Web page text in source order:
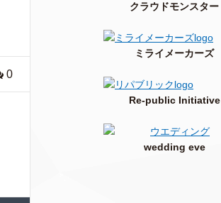
0
クラウドモンスター
ミライメーカーズ
Re-public Initiative
wedding eve